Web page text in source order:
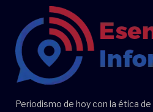
Periodismo de hoy con la ética